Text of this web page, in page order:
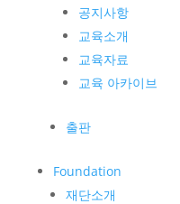
공지사항
교육소개
교육자료
교육 아카이브
출판
Foundation
재단소개